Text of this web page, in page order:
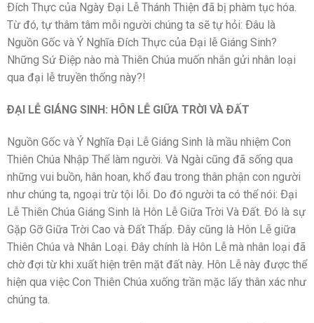
Ðích Thực của Ngày Ðại Lễ Thánh Thiện đã bị phàm tục hóa.
Từ đó, tự thâm tâm mỗi người chúng ta sẽ tự hỏi: Ðâu là
Nguồn Gốc và Ý Nghĩa Ðích Thực của Ðại lễ Giáng Sinh?
Những Sứ Ðiệp nào mà Thiên Chúa muốn nhắn gửi nhân loại
qua đại lễ truyền thống này?!
ÐẠI LỄ GIÁNG SINH: HÔN LỄ GIỮA TRỜI VÀ ÐẤT
Nguồn Gốc và Ý Nghĩa Ðại Lễ Giáng Sinh là mầu nhiệm Con
Thiên Chúa Nhập Thể làm người. Và Ngài cũng đã sống qua
những vui buồn, hân hoan, khổ đau trong thân phận con người
như chúng ta, ngoại trừ tội lỗi. Do đó người ta có thể nói: Ðại
Lễ Thiên Chúa Giáng Sinh là Hôn Lễ Giữa Trời Và Ðất. Ðó là sự
Gặp Gỡ Giữa Trời Cao và Ðất Thấp. Ðây cũng là Hôn Lễ giữa
Thiên Chúa và Nhân Loại. Ðây chính là Hôn Lễ mà nhân loại đã
chờ đợi từ khi xuất hiện trên mặt đất này. Hôn Lễ này được thể
hiện qua việc Con Thiên Chúa xuống trần mặc lấy thân xác như
chúng ta.